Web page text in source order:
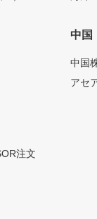
注文
中国
中国
アセ